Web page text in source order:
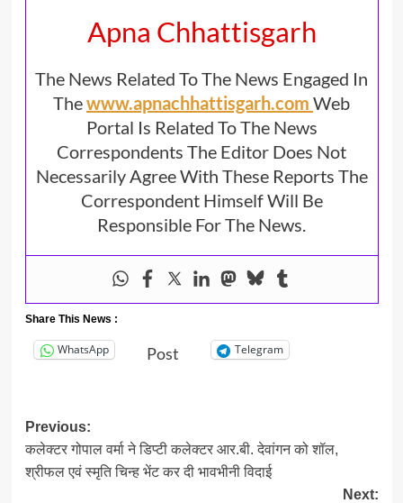
Apna Chhattisgarh
The News Related To The News Engaged In
Thewww.apnachhattisgarh.com Web
Portal Is Related To The News
Correspondents The Editor Does Not
Necessarily Agree With These Reports The
Correspondent Himself Will Be
Responsible For The News.
Share This News :
WhatsApp Post Telegram
Post
navigation
Previous:
कलेक्टर गोपाल वर्मा ने डिप्टी कलेक्टर आर.बी. देवांगन को शॉल,
श्रीफल एवं स्मृति चिन्ह भेंट कर दी भावभीनी विदाई
Next: